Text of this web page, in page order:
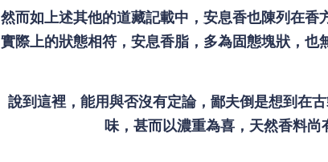
然而如上述其他的道藏記載中，安息香也陳列在
實際上的狀態相符，安息香脂，多為固態塊狀，
說到這裡，能用與否沒有定論，鄙夫倒是想到在
味，甚而以濃重為喜，天然香料